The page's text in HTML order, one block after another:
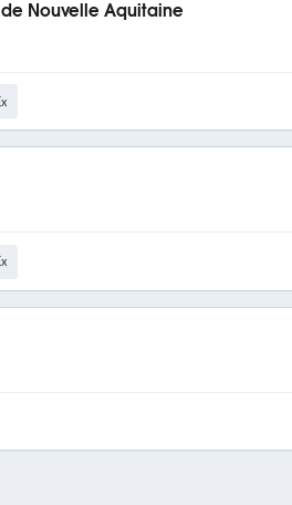
Nouvelle Aquitaine